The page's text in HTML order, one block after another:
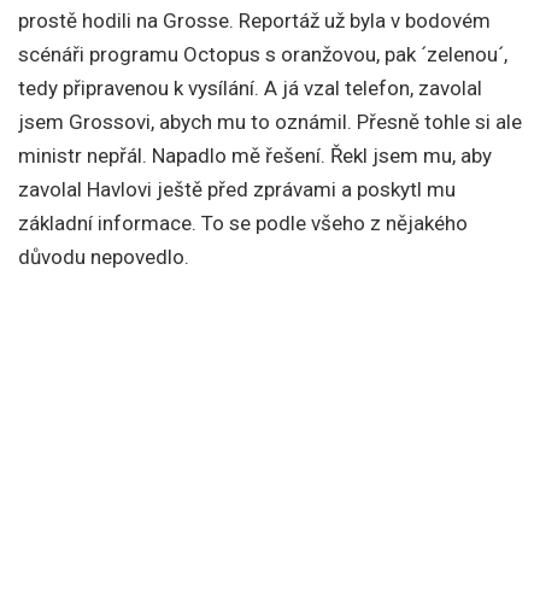
prostě hodili na Grosse. Reportáž už byla v bodovém
scénáři programu Octopus s oranžovou, pak ´zelenou´,
tedy připravenou k vysílání. A já vzal telefon, zavolal
jsem Grossovi, abych mu to oznámil. Přesně tohle si ale
ministr nepřál. Napadlo mě řešení. Řekl jsem mu, aby
zavolal Havlovi ještě před zprávami a poskytl mu
základní informace. To se podle všeho z nějakého
důvodu nepovedlo.